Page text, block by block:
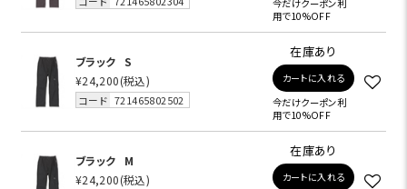
今だけクーポン利
用で10%OFF
ブラック
S
¥24,200(税込)
コード 721465802502
在庫あり
カートに入れる
今だけクーポン利
用で10%OFF
ブラック
M
¥24,200(税込)
在庫あり
カートに入れる